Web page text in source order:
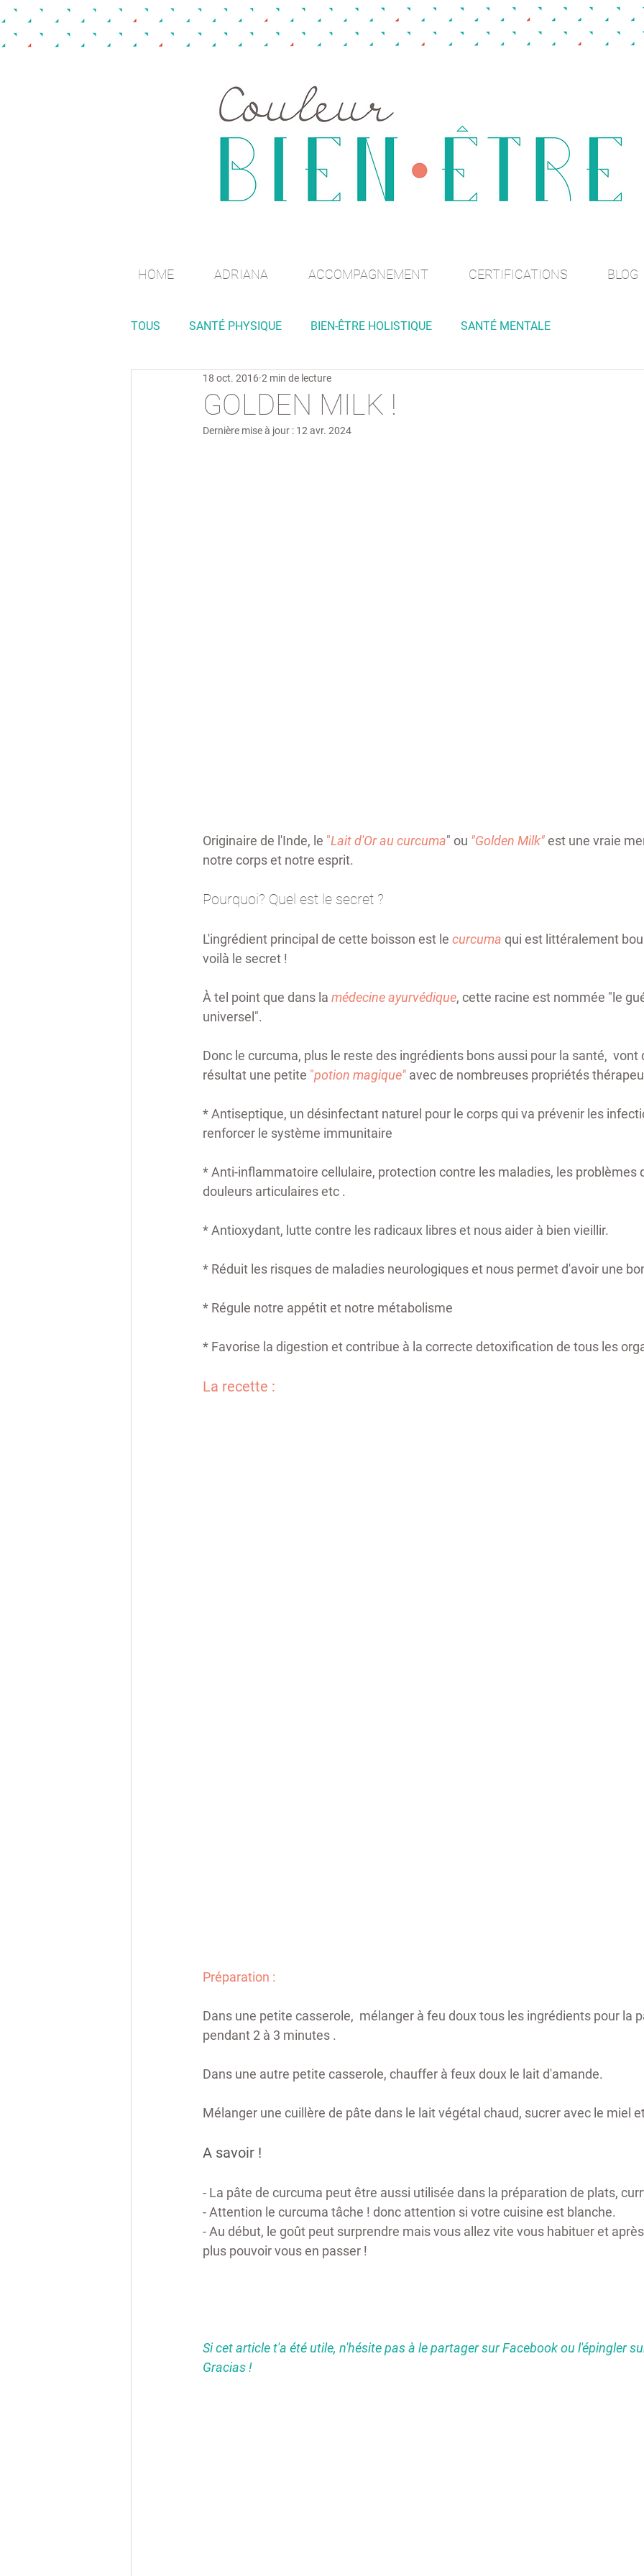
HOME ADRIANA ACCOMPAGNEMENT CERTIFICATIONS BLOG
TOUS SANTÉ PHYSIQUE BIEN-ÊTRE HOLISTIQUE SANTÉ MENTALE
GOLDEN MILK !
18 oct. 2016 2 min de lecture
Dernière mise à jour : 12 avr. 2024
Originaire de l'Inde, le "Lait d'Or au curcuma" ou "Golden Milk" est une vraie
notre corps et notre esprit.
Pourquoi? Quel est le secret ?
L'ingrédient principal de cette boisson est le curcuma qui est littéralement
voilà le secret !
À tel point que dans la médecine ayurvédique, cette racine est nommée "le
universel".
Donc le curcuma, plus le reste des ingrédients bons aussi pour la santé,
résultat une petite "potion magique" avec de nombreuses propriétés
* Antiseptique, un désinfectant naturel pour le corps qui va prévenir les
renforcer le système immunitaire
* Anti-inflammatoire cellulaire, protection contre les maladies, les problèmes
douleurs articulaires etc .
* Antioxydant, lutte contre les radicaux libres et nous aider à bien vieillir.
* Réduit les risques de maladies neurologiques et nous permet d'avoir une
* Régule notre appétit et notre métabolisme
* Favorise la digestion et contribue à la correcte detoxification de tous les
La recette :
Préparation :
Dans une petite casserole,  mélanger à feu doux tous les ingrédients pour la
pendant 2 à 3 minutes .
Dans une autre petite casserole, chauffer à feux doux le lait d'amande.
Mélanger une cuillère de pâte dans le lait végétal chaud, sucrer avec le miel
A savoir !
- La pâte de curcuma peut être aussi utilisée dans la préparation de plats,
- Attention le curcuma tâche ! donc attention si votre cuisine est blanche.
- Au début, le goût peut surprendre mais vous allez vite vous habituer et
plus pouvoir vous en passer !
Si cet article t'a été utile, n'hésite pas à le partager sur Facebook ou l'épingler
Gracias !